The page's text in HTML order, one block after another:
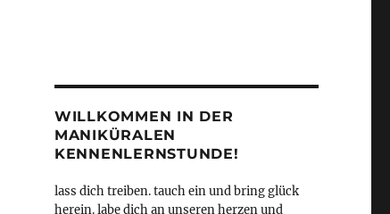
WILLKOMMEN IN DER
MANIKÜRALEN
KENNENLERNSTUNDE!
lass dich treiben. tauch ein und bring glück
herein. labe dich an unseren herzen und